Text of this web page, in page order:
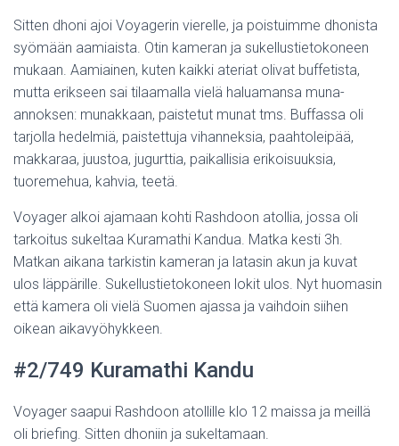
Sitten dhoni ajoi Voyagerin vierelle, ja poistuimme dhonista
syömään aamiaista. Otin kameran ja sukellustietokoneen
mukaan. Aamiainen, kuten kaikki ateriat olivat buffetista,
mutta erikseen sai tilaamalla vielä haluamansa muna-
annoksen: munakkaan, paistetut munat tms. Buffassa oli
tarjolla hedelmiä, paistettuja vihanneksia, paahtoleipää,
makkaraa, juustoa, jugurttia, paikallisia erikoisuuksia,
tuoremehua, kahvia, teetä.
Voyager alkoi ajamaan kohti Rashdoon atollia, jossa oli
tarkoitus sukeltaa Kuramathi Kandua. Matka kesti 3h.
Matkan aikana tarkistin kameran ja latasin akun ja kuvat
ulos läppärille. Sukellustietokoneen lokit ulos. Nyt huomasin
että kamera oli vielä Suomen ajassa ja vaihdoin siihen
oikean aikavyöhykkeen.
#2/749 Kuramathi Kandu
Voyager saapui Rashdoon atollille klo 12 maissa ja meillä
oli briefing. Sitten dhoniin ja sukeltamaan.